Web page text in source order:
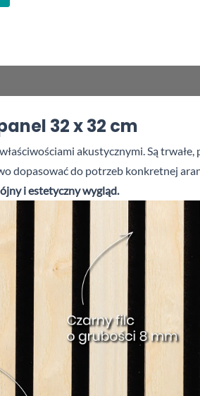
32 x 32 cm
akustycznymi. Są trwałe,
dopasować do potrzeb konkretnej
i estetyczny wygląd.